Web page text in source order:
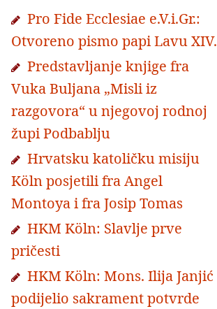
Pro Fide Ecclesiae e.V.i.Gr.:
Otvoreno pismo papi Lavu XIV.
Predstavljanje knjige fra
Vuka Buljana „Misli iz
razgovora“ u njegovoj rodnoj
župi Podbablju
Hrvatsku katoličku misiju
Köln posjetili fra Angel
Montoya i fra Josip Tomas
HKM Köln: Slavlje prve
pričesti
HKM Köln: Mons. Ilija Janjić
podijelio sakrament potvrde